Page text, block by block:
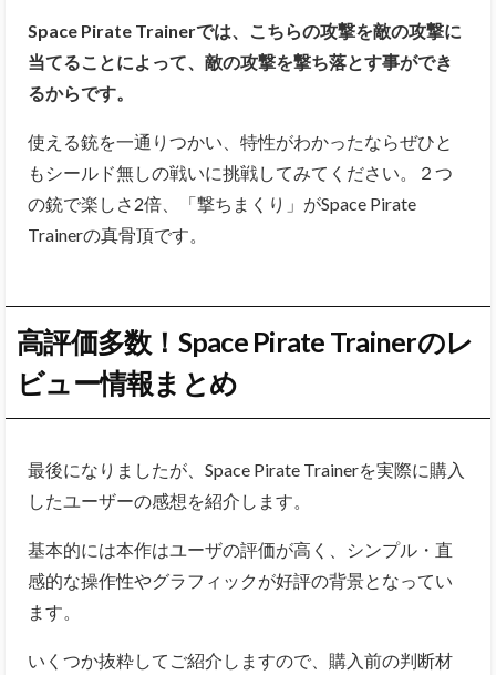
Space Pirate Trainerでは、こちらの攻撃を敵の攻撃に
当てることによって、敵の攻撃を撃ち落とす事ができ
るからです。
使える銃を一通りつかい、特性がわかったならぜひと
もシールド無しの戦いに挑戦してみてください。２つ
の銃で楽しさ2倍、「撃ちまくり」がSpace Pirate
Trainerの真骨頂です。
高評価多数！Space Pirate Trainerのレ
ビュー情報まとめ
最後になりましたが、Space Pirate Trainerを実際に購入
したユーザーの感想を紹介します。
基本的には本作はユーザの評価が高く、シンプル・直
感的な操作性やグラフィックが好評の背景となってい
ます。
いくつか抜粋してご紹介しますので、購入前の判断材